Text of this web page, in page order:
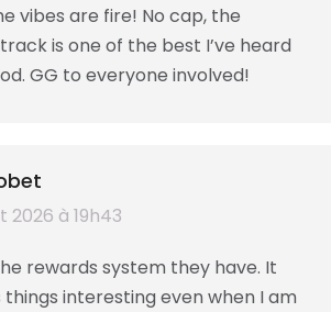
vibes are fire! No cap, the
is one of the best I’ve heard
GG to everyone involved!
2026 à 19h43
rewards system they have. It
things interesting even when I am